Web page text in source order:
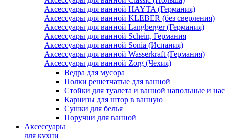
Аксессуары для ванной HAYTA (Германия)
Аксессуары для ванной KLEBER (без сверления)
Аксессуары для ванной Langberger (Германия)
Аксессуары для ванной Schein, Германия
Аксессуары для ванной Sonia (Испания)
Аксессуары для ванной Wasserkraft (Германия)
Аксессуары для ванной Zorg (Чехия)
Ведра для мусора
Полки решетчатые для ванной
Стойки для туалета и ванной напольные и
Карнизы для штор в ванную
Сушки для белья
Поручни для ванной
Аксессуары
для кухни